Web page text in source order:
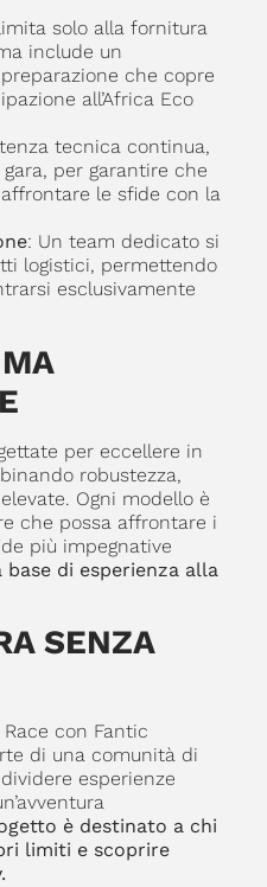
solo alla fornitura
include un
che copre
all’Africa Eco
tecnica continua,
per garantire che
le sfide con la
: Un team dedicato si
logistici, permettendo
esclusivamente
per eccellere in
robustezza,
Ogni modello è
che possa affrontare i
più impegnative
base di esperienza alla
SENZA
Race con Fantic
di una comunità di
esperienze
è destinato a chi
limiti e scoprire